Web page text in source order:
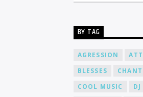
BY TAG
AGRESSION
BLESSES
COOL MUSIC
DJ